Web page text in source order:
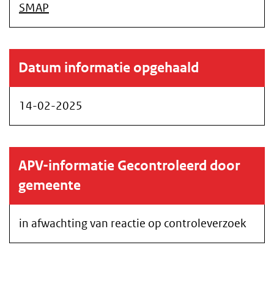
SMAP
Datum informatie opgehaald
14-02-2025
APV-informatie Gecontroleerd door
gemeente
in afwachting van reactie op controleverzoek